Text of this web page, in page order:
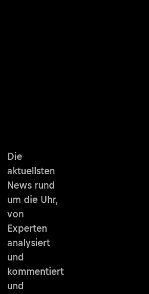
Die
aktuellsten
News rund
um die Uhr,
von
Experten
analysiert
und
kommentiert
und